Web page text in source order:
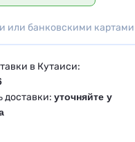
или банковскими
в Кутаиси:
доставки: уточняйте у